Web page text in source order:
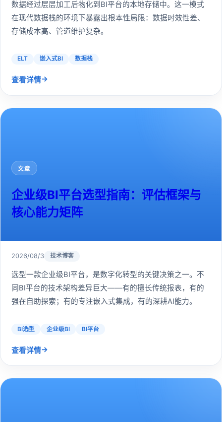
数据经过层层加工后物化到BI平台的本地存储中。这一模式
在现代数据栈的环境下暴露出根本性局限：数据时效性差、
存储成本高、管道维护复杂。
ELT 嵌入式BI 数据栈
查看详情→
文章
企业级BI平台选型指南：评估框架与
核心能力矩阵
2026/08/3 技术博客
选型一款企业级BI平台，是数字化转型的关键决策之一。不
同BI平台的技术架构差异巨大——有的擅长传统报表，有的
强在自助探索；有的专注嵌入式集成，有的深耕AI能力。
BI选型 企业级BI BI平台
查看详情→